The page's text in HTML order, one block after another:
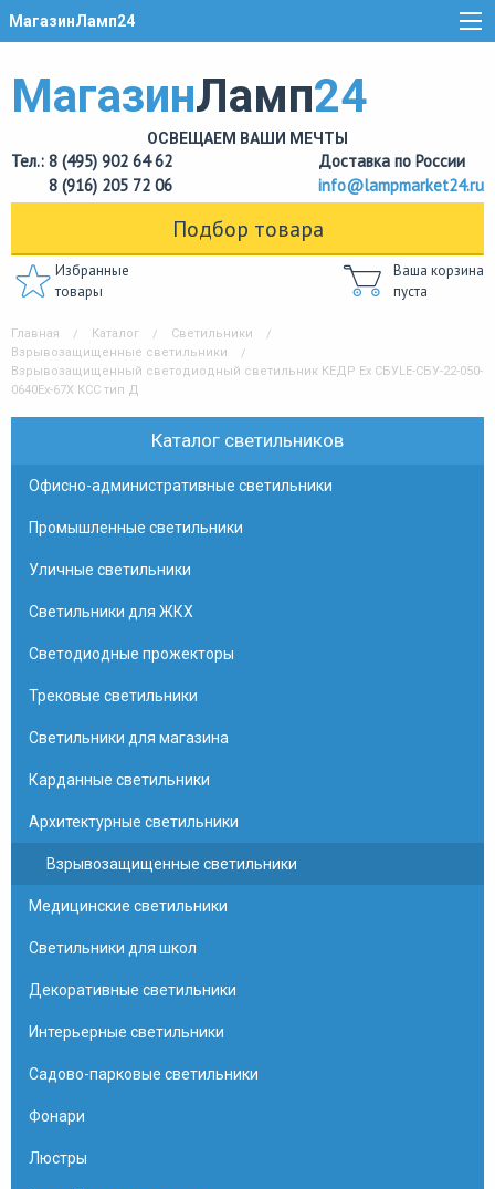
МагазинЛамп24
МагазинЛамп24
ОСВЕЩАЕМ ВАШИ МЕЧТЫ
Тел.: 8 (495) 902 64 62
8 (916) 205 72 06
Доставка по России
info@lampmarket24.ru
Подбор товара
Избранные
товары
Ваша корзина
пуста
Главная Каталог
Светильники
Взрывозащищенные светильники
Взрывозащищенный светодиодный светильник КЕДР Ex СБУLE-СБУ-22-050-
0640Ех-67Х КСС тип Д
Каталог светильников
Офисно-административные светильники
Промышленные светильники
Уличные светильники
Светильники для ЖКХ
Светодиодные прожекторы
Трековые светильники
Светильники для магазина
Карданные светильники
Архитектурные светильники
Взрывозащищенные светильники
Медицинские светильники
Светильники для школ
Декоративные светильники
Интерьерные светильники
Садово-парковые светильники
Фонари
Люстры